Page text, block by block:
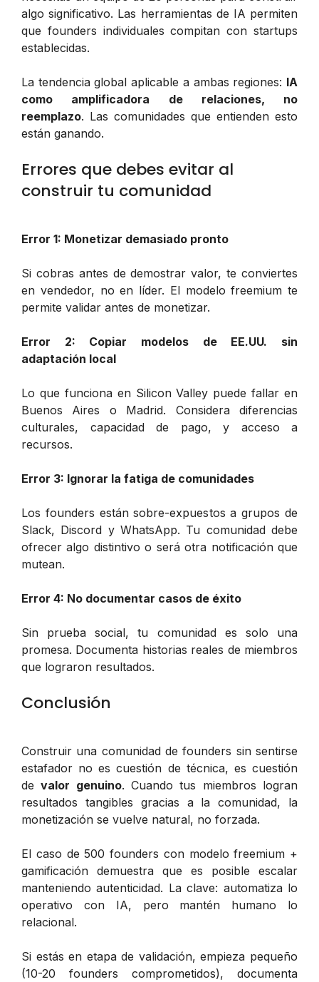
algo significativo. Las herramientas de IA permiten
que founders individuales compitan con startups
establecidas.
La tendencia global aplicable a ambas regiones: IA
como amplificadora de relaciones, no
reemplazo. Las comunidades que entienden esto
están ganando.
Errores que debes evitar al
construir tu comunidad
Error 1: Monetizar demasiado pronto
Si cobras antes de demostrar valor, te conviertes
en vendedor, no en líder. El modelo freemium te
permite validar antes de monetizar.
Error 2: Copiar modelos de EE.UU. sin
adaptación local
Lo que funciona en Silicon Valley puede fallar en
Buenos Aires o Madrid. Considera diferencias
culturales, capacidad de pago, y acceso a
recursos.
Error 3: Ignorar la fatiga de comunidades
Los founders están sobre-expuestos a grupos de
Slack, Discord y WhatsApp. Tu comunidad debe
ofrecer algo distintivo o será otra notificación que
mutean.
Error 4: No documentar casos de éxito
Sin prueba social, tu comunidad es solo una
promesa. Documenta historias reales de miembros
que lograron resultados.
Conclusión
Construir una comunidad de founders sin sentirse
estafador no es cuestión de técnica, es cuestión
devalor genuino. Cuando tus miembros logran
resultados tangibles gracias a la comunidad, la
monetización se vuelve natural, no forzada.
El caso de 500 founders con modelo freemium +
gamificación demuestra que es posible escalar
manteniendo autenticidad. La clave: automatiza lo
operativo con IA, pero mantén humano lo
relacional.
Si estás en etapa de validación, empieza pequeño
(10-20 founders comprometidos), documenta